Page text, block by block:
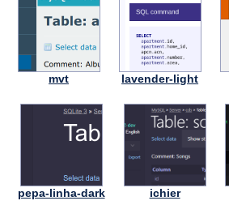
mvt lavender-light
pepa-linha-dark ichier